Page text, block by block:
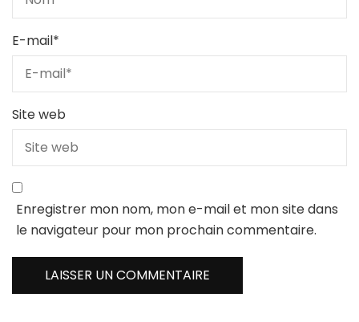
E-mail*
Site web
Enregistrer mon nom, mon e-mail et mon site dans
le navigateur pour mon prochain commentaire.